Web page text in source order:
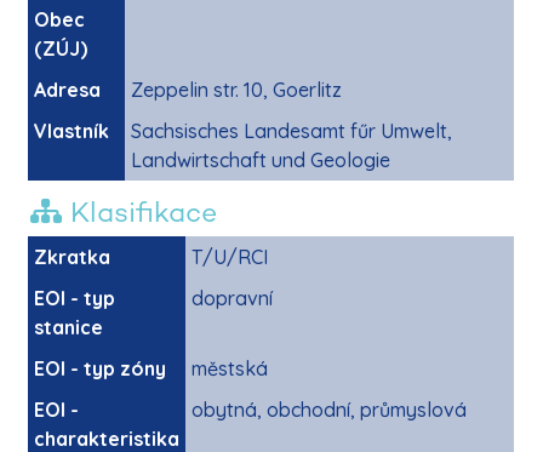
Obec
(ZÚJ)
Adresa
Zeppelin str. 10, Goerlitz
Vlastník
Sachsisches Landesamt fűr Umwelt,
Landwirtschaft und Geologie
Klasifikace
Zkratka
T/U/RCI
EOI - typ
stanice
dopravní
EOI - typ zóny
městská
EOI -
charakteristika
obytná, obchodní, průmyslová